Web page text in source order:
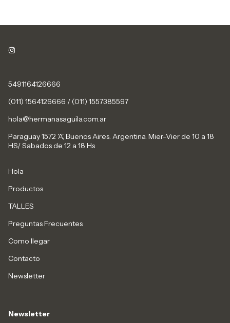
5491164126666
(011) 1564126666 / (011) 1557385597
hola@hermanasaguila.com.ar
Paraguay 1572 'A', Buenos Aires. Argentina. Mier-Vier de 10 a 18
HS/ Sabados de 12 a 18 Hs
Hola
Productos
TALLES
Preguntas Frecuentes
Como llegar
Contacto
Newsletter
Newsletter